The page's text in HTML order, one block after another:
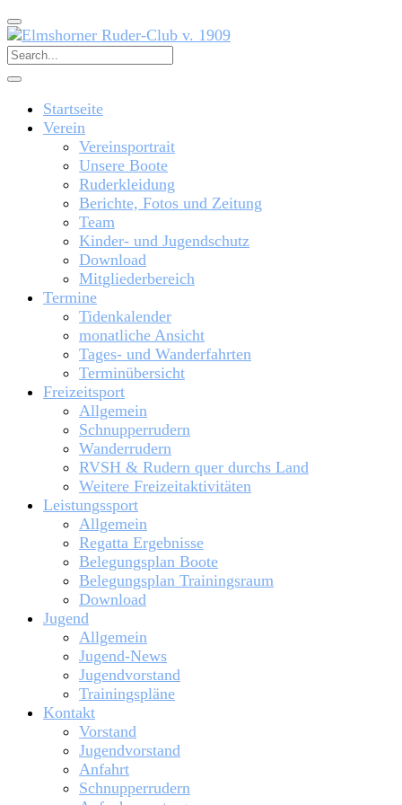
Startseite
Verein
Vereinsportrait
Unsere Boote
Ruderkleidung
Berichte, Fotos und Zeitung
Team
Kinder- und Jugendschutz
Download
Mitgliederbereich
Termine
Tidenkalender
monatliche Ansicht
Tages- und Wanderfahrten
Terminübersicht
Freizeitsport
Allgemein
Schnupperrudern
Wanderrudern
RVSH & Rudern quer durchs Land
Weitere Freizeitaktivitäten
Leistungssport
Allgemein
Regatta Ergebnisse
Belegungsplan Boote
Belegungsplan Trainingsraum
Download
Jugend
Allgemein
Jugend-News
Jugendvorstand
Trainingspläne
Kontakt
Vorstand
Jugendvorstand
Anfahrt
Schnupperrudern